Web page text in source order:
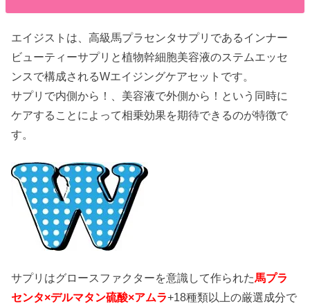
エイジストは、高級馬プラセンタサプリであるインナー
ビューティーサプリと植物幹細胞美容液のステムエッセ
ンスで構成されるWエイジングケアセットです。
サプリで内側から！、美容液で外側から！という同時に
ケアすることによって相乗効果を期待できるのが特徴で
す。
サプリはグロースファクターを意識して作られた馬プラ
センタ×デルマタン硫酸×アムラ+18種類以上の厳選成分で